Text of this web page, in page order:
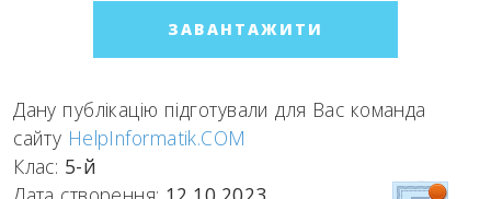
ЗАВАНТАЖИТИ
Дану публікацію підготували для Вас команда
сайту HelpInformatik.COM
Клас: 5-й